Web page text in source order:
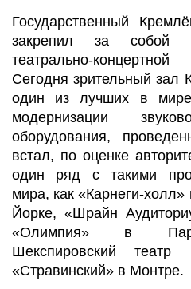
Государственный
закрепил за собой
театрально-
Сегодня зрительный зал
один из лучших в
модернизации
оборудования,
встал, по оценке
один ряд с такими
мира, как «Карнеги-
Йорке, «Шрайн
«Олимпия» в
Шекспировский
«Стравинский» в Монтре.